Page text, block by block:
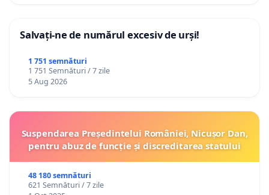
Salvați-ne de numărul excesiv de urși!
1 751 semnături
1 751 Semnături / 7 zile
5 Aug 2026
Suspendarea Președintelui României, Nicușor Dan,
pentru abuz de funcție și discreditarea statului
48 180 semnături
621 Semnături / 7 zile